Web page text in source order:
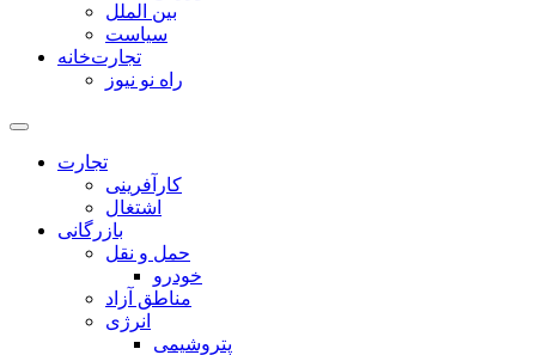
بین الملل
سیاست
تجارت‌خانه
راه نو نیوز
تجارت
کارآفرینی
اشتغال
بازرگانی
حمل و نقل
خودرو
مناطق آزاد
انرژی
پتروشیمی